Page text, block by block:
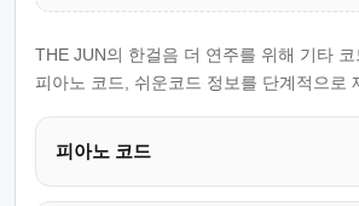
THE JUN의 한걸음 더 연주를 위해 기타 코
피아노 코드, 쉬운코드 정보를 단계적으로
피아노 코드